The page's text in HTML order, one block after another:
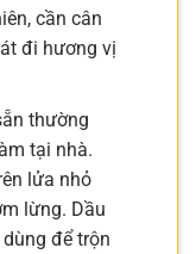
cần cân
đi hương vị
thường
tại nhà.
lửa nhỏ
lừng. Dầu
để trộn